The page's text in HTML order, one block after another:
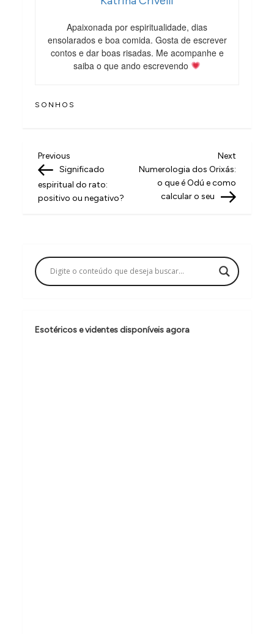
Apaixonada por espiritualidade, dias
ensolarados e boa comida. Gosta de escrever
contos e dar boas risadas. Me acompanhe e
saiba o que ando escrevendo
SONHOS
N
a
v
a
ç
o
d
Previous
Post
Previous
Significado
espiritual do rato:
positivo ou negativo?
Next
Post
Next
Numerologia dos Orixás:
o que é Odú e como
calcular o seu
Esotéricos e videntes disponíveis agora